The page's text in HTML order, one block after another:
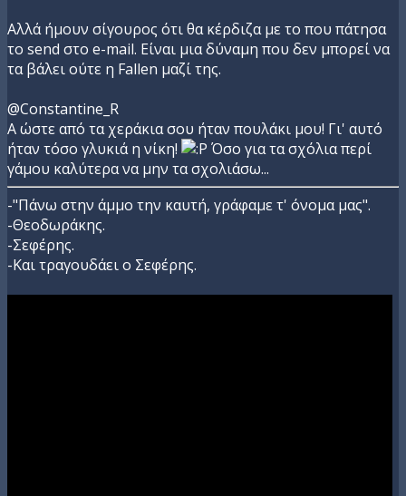
Αλλά ήμουν σίγουρος ότι θα κέρδιζα με το που πάτησα
το send στο e-mail. Είναι μια δύναμη που δεν μπορεί να
τα βάλει ούτε η Fallen μαζί της.
@Constantine_R
Α ώστε από τα χεράκια σου ήταν πουλάκι μου! Γι' αυτό
ήταν τόσο γλυκιά η νίκη!
Όσο για τα σχόλια περί
γάμου καλύτερα να μην τα σχολιάσω...
-"Πάνω στην άμμο την καυτή, γράφαμε τ' όνομα μας".
-Θεοδωράκης.
-Σεφέρης.
-Και τραγουδάει ο Σεφέρης.